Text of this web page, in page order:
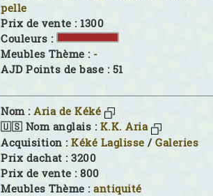
pelle
Prix de vente : 1300
Couleurs :
Meubles Thème : -
AJD Points de base : 51
Nom : Aria de Kéké
🇺🇸 Nom anglais : K.K. Aria
Acquisition : Kéké Laglisse / Galeries
Prix dachat : 3200
Prix de vente : 800
Meubles Thème : antiquité